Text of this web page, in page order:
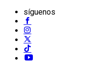
síguenos